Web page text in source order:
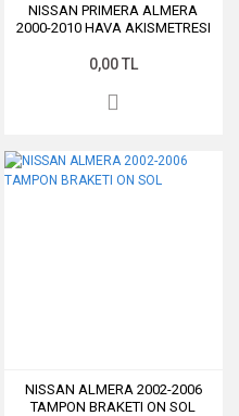
NISSAN PRIMERA ALMERA
2000-2010 HAVA AKISMETRESI
0,00 TL
NISSAN ALMERA 2002-2006
TAMPON BRAKETI ON SOL